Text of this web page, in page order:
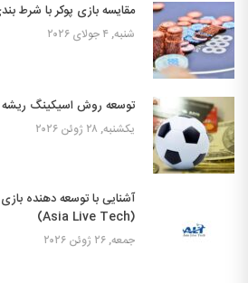
مقایسه بازی پوکر با شرط
شنبه, ۴ جولای ۲۰۲۶
توسعه روش اسیکینگ
یکشنبه, ۲۸ ژوئن ۲۰۲۶
آشنایی با توسعه دهنده
(Asia Live Tech)
جمعه, ۲۶ ژوئن ۲۰۲۶